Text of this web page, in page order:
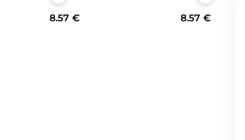
8.57 € 8.57 €